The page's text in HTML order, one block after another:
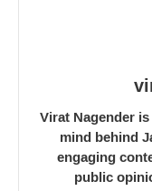
Virat Nagender
mind behind
engaging
public